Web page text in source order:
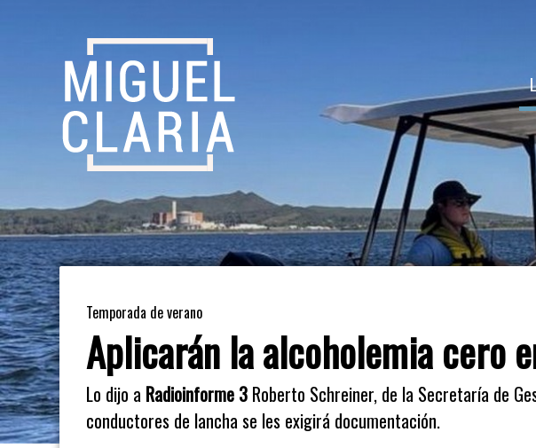
Temporada de verano
Aplicarán la alcoholemia cero
Lo dijo a Radioinforme 3 Roberto Schreiner, de la Secretaría de
conductores de lancha se les exigirá documentación.